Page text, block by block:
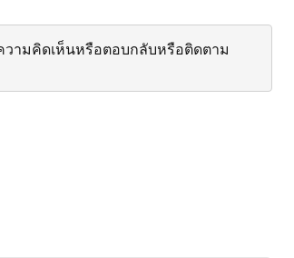
ามคิดเห็นหรือตอบกลับหรือติดตาม